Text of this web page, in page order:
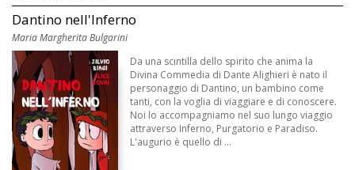
Dantino nell'Inferno
Maria Margherita Bulgarini
Da una scintilla dello spirito che anima la
Divina Commedia di Dante Alighieri è nato il
personaggio di Dantino, un bambino come
tanti, con la voglia di viaggiare e di conoscere.
Noi lo accompagniamo nel suo lungo viaggio
attraverso Inferno, Purgatorio e Paradiso.
L'augurio è quello di ...